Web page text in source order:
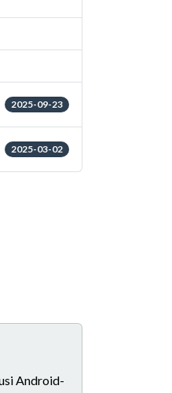
2025-09-23
2025-03-02
Android-